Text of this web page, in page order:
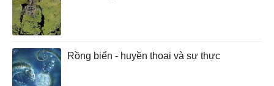
Rồng biển - huyền thoại và sự thực